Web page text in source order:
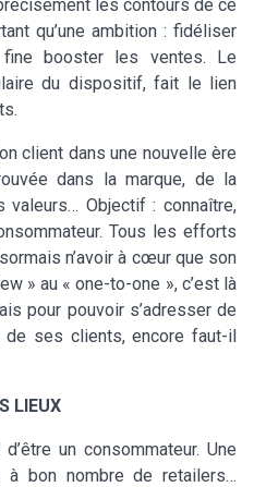
les contours de ce
qu’une ambition : fidéliser
booster les ventes. Le
du dispositif, fait le lien
client dans une nouvelle ère
dans la marque, de la
Objectif : connaître,
Tous les efforts
n’avoir à cœur que son
» au « one-to-one », c’est là
pour pouvoir s’adresser de
de ses clients, encore faut-il
LIEUX
un consommateur. Une
à bon nombre de retailers…